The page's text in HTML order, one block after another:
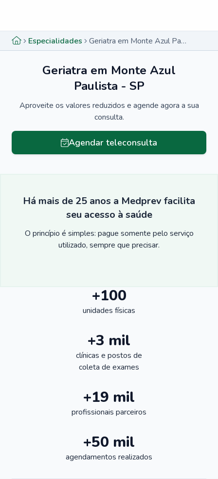
Especialidades Geriatra em Monte Azul Paulista - SP
Geriatra em Monte Azul
Paulista - SP
Aproveite os valores reduzidos e agende agora a sua
consulta.
Agendar teleconsulta
Há mais de 25 anos a Medprev facilita
seu acesso à saúde
O princípio é simples: pague somente pelo serviço
utilizado, sempre que precisar.
+100
unidades físicas
+3 mil
clínicas e postos de
coleta de exames
+19 mil
profissionais parceiros
+50 mil
agendamentos realizados